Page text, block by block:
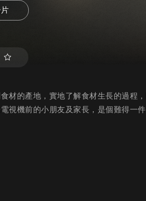
材的產地，實地了解食材生長的過程
視機前的小朋友及家長，是個難得一